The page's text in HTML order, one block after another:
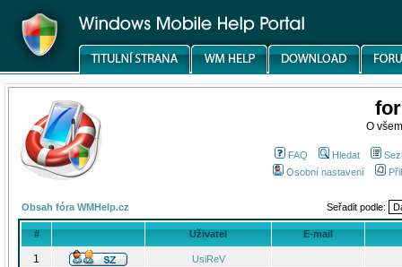
O
FAQ Hledat
Osobní nastavení
Obsah fóra WMHelp.cz Seřadit podle:
# Uživatel E-mail
1 UsiReV